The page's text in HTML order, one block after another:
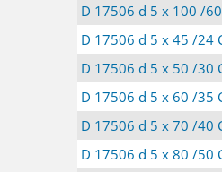
D 17506 d 5 x 100 /
D 17506 d 5 x 45 /24
D 17506 d 5 x 50 /30
D 17506 d 5 x 60 /35
D 17506 d 5 x 70 /40
D 17506 d 5 x 80 /50